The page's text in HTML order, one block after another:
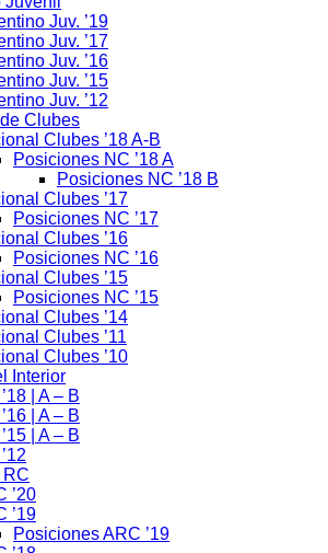
Juv. ’19
Juv. ’17
Juv. ’16
Juv. ’15
Juv. ’12
Clubes
Clubes ’18 A-B
Posiciones NC ’18 A
Posiciones NC ’18 B
Clubes ’17
Posiciones NC ’17
Clubes ’16
Posiciones NC ’16
Clubes ’15
Posiciones NC ’15
Clubes ’14
Clubes ’11
Clubes ’10
Interior
| A – B
| A – B
| A – B
’20
’19
Posiciones ARC ’19